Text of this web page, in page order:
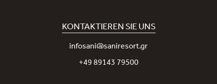
Neuigkeiten
Auszeichnungen
Hochzeiten
Sani Rewards
KONTAKTIEREN SIE UNS
infosani@saniresort.gr
+49 89143 79500